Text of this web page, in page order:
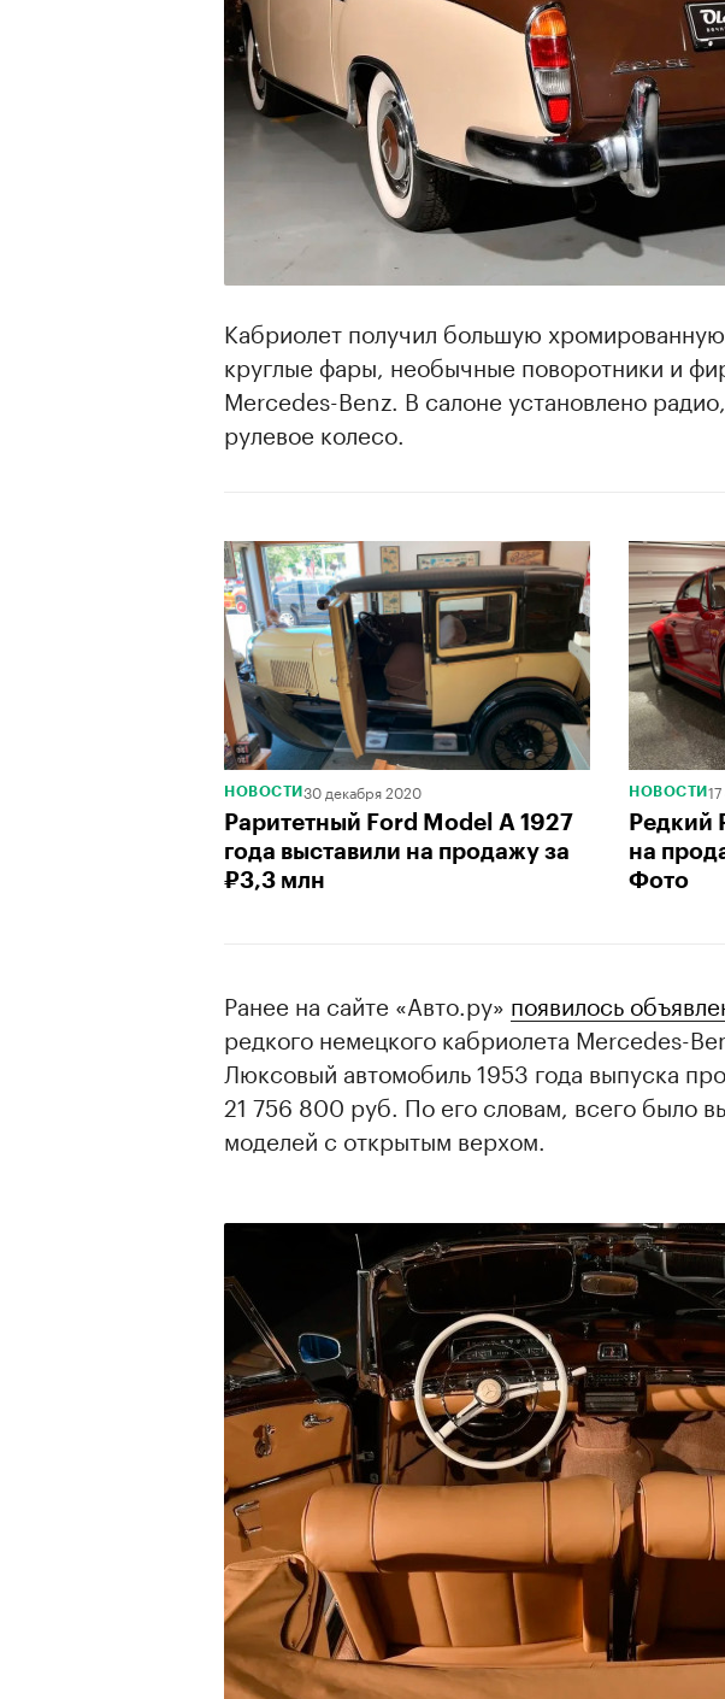
00:00
Кабриолет получил большую
круглые фары, необычные поворотники и
Mercedes-Benz. В салоне установлено
рулевое колесо.
НОВОСТИ 30 декабря 2020
Раритетный Ford Model A 1927
года выставили на продажу за
₽3,3 млн
НОВОСТИ
Редкий
на
Фото
Ранее на сайте «Авто.ру» появилось
редкого немецкого кабриолета Mercedes-
Люксовый автомобиль 1953 года выпуска
21 756 800 руб. По его словам, всего было
моделей с открытым верхом.